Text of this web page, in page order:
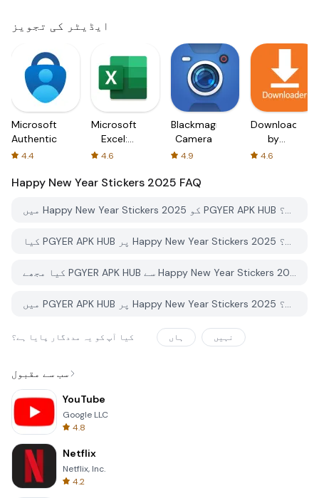
ایڈیٹر کی تجویز
Microsoft
Authenticator
4.4
Microsoft
Excel:
Spreadsheets
4.6
Blackmagic
Camera
4.9
Downloader
by
AFTVnews
4.6
Happy New Year Stickers 2025 FAQ
میں Happy New Year Stickers 2025 کو PGYER APK HUB سے کیسے ڈاؤن لوڈ کروں؟
کیا PGYER APK HUB پر Happy New Year Stickers 2025 کو مفت ڈاؤن لوڈ کرنے کی اجازت ہے؟
کیا مجھے PGYER APK HUB سے Happy New Year Stickers 2025 ڈاؤن لوڈ کرنے کے لئے اکاؤنٹ کی ضرورت ہے؟
میں PGYER APK HUB پر Happy New Year Stickers 2025 کے ساتھ کوئی مسئلہ کیسے رپورٹ کرسکتا ہوں؟
کیا آپ کو یہ مددگار پایا ہے؟ ہاں نہیں
سب سے مقبول
YouTube
Google LLC
4.8
Netflix
Netflix, Inc.
4.2